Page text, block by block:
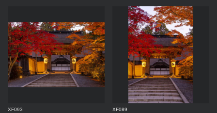
XF093 XF089